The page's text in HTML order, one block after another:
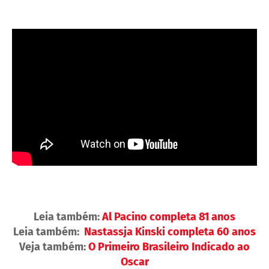
Leia também:Al Pacino completa 81 anos
Leia também: Nastassja Kinski completa 60 anos
Veja também:O Primeiro Brasileiro Indicado ao
Oscar